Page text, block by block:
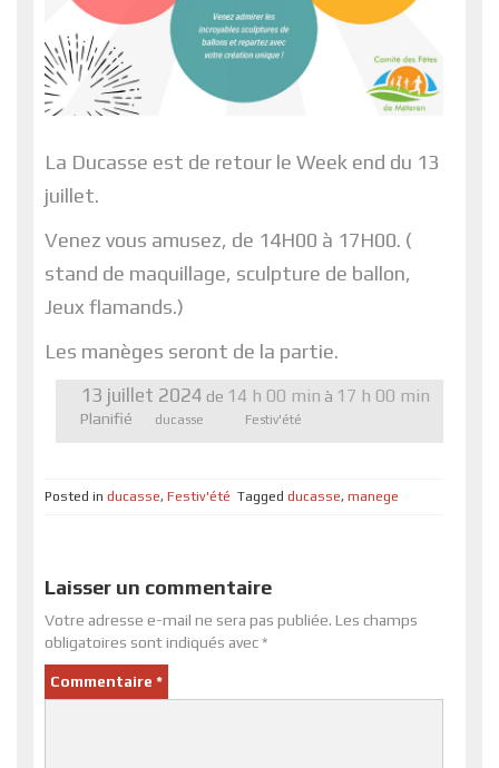
La Ducasse est de retour le Week end du 13
juillet.
Venez vous amusez, de 14H00 à 17H00. (
stand de maquillage, sculpture de ballon,
Jeux flamands.)
Les manèges seront de la partie.
13 juillet 2024 de 14 h 00 min à 17 h 00 min
Planifié ducasse Festiv'été
Posted in ducasse, Festiv'été Tagged ducasse, manege
Laisser un commentaire
Votre adresse e-mail ne sera pas publiée. Les champs
obligatoires sont indiqués avec*
Commentaire *